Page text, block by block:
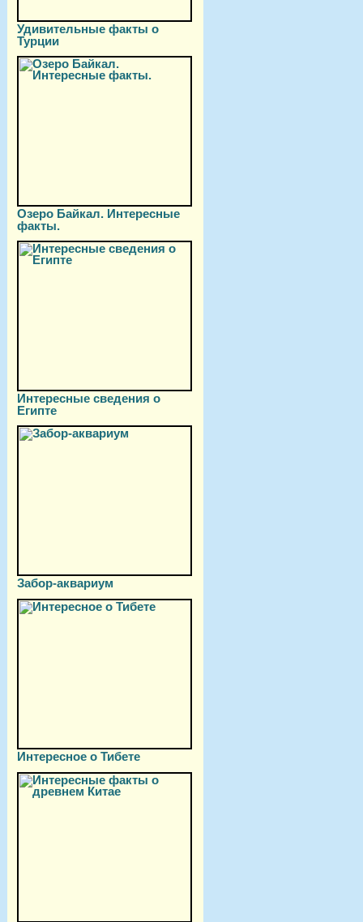
Удивительные факты о
Турции
Озеро Байкал. Интересные
факты.
Интересные сведения о
Египте
Забор-аквариум
Интересное о Тибете